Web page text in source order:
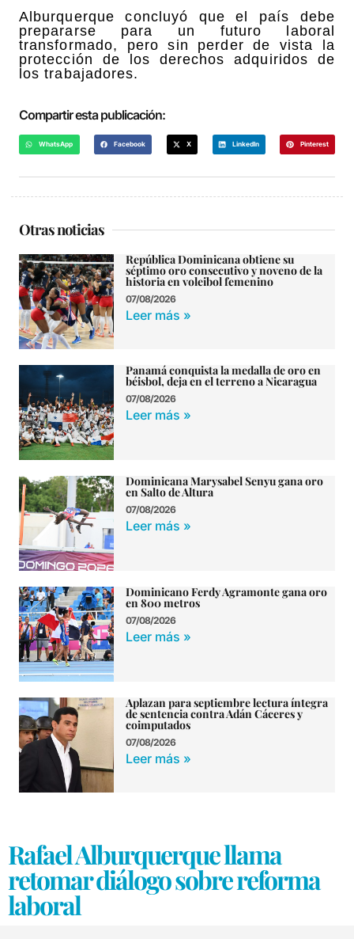
Alburquerque concluyó que el país debe
prepararse para un futuro laboral
transformado, pero sin perder de vista la
protección de los derechos adquiridos de
los trabajadores.
Compartir esta publicación:
WhatsApp Facebook X LinkedIn Pinterest
Otras noticias
República Dominicana obtiene su
séptimo oro consecutivo y noveno de la
historia en voleibol femenino
07/08/2026
Leer más »
Panamá conquista la medalla de oro en
béisbol, deja en el terreno a Nicaragua
07/08/2026
Leer más »
Dominicana Marysabel Senyu gana oro
en Salto de Altura
07/08/2026
Leer más »
Dominicano Ferdy Agramonte gana oro
en 800 metros
07/08/2026
Leer más »
Aplazan para septiembre lectura íntegra
de sentencia contra Adán Cáceres y
coimputados
07/08/2026
Leer más »
Rafael Alburquerque llama
retomar diálogo sobre reforma
laboral